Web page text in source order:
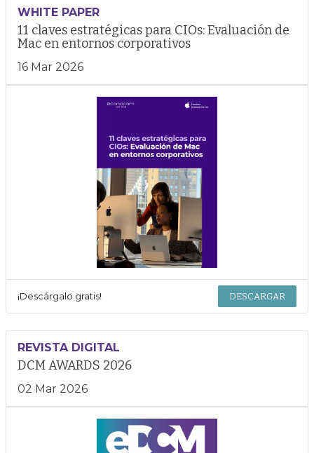
WHITE PAPER
11 claves estratégicas para CIOs: Evaluación de
Mac en entornos corporativos
16 Mar 2026
¡Descárgalo gratis! DESCARGAR
REVISTA DIGITAL
DCM AWARDS 2026
02 Mar 2026